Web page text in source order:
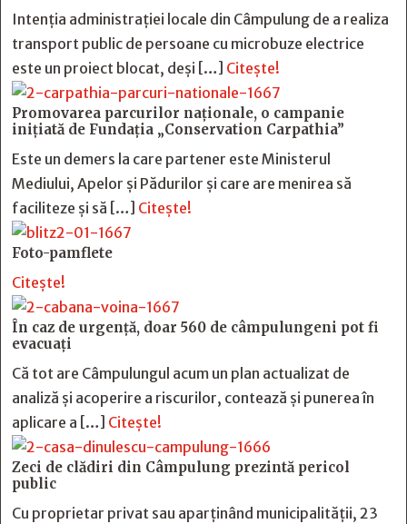
Intenția administrației locale din Câmpulung de a realiza
transport public de persoane cu microbuze electrice
este un proiect blocat, deși […] Citește!
Promovarea parcurilor naționale, o campanie
inițiată de Fundația „Conservation Carpathia”
Este un demers la care partener este Ministerul
Mediului, Apelor și Pădurilor și care are menirea să
faciliteze și să […] Citește!
Foto-pamflete
Citește!
În caz de urgență, doar 560 de câmpulungeni pot fi
evacuați
Că tot are Câmpulungul acum un plan actualizat de
analiză și acoperire a riscurilor, contează și punerea în
aplicare a […] Citește!
Zeci de clădiri din Câmpulung prezintă pericol
public
Cu proprietar privat sau aparținând municipalității, 23